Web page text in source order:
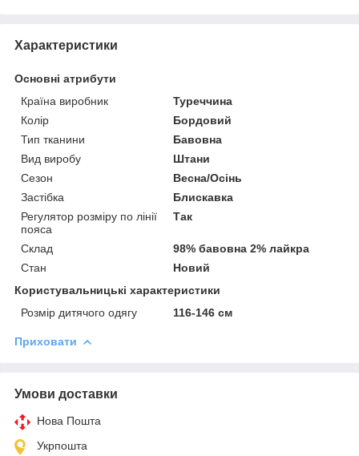
Характеристики
Основні атрибути
Країна виробник
Туреччина
Колір
Бордовий
Тип тканини
Бавовна
Вид виробу
Штани
Сезон
Весна/Осінь
Застібка
Блискавка
Регулятор розміру по лінії
пояса
Так
Склад
98% бавовна 2% лайкра
Стан
Новий
Користувальницькі характеристики
Розмір дитячого одягу
116-146 см
Приховати
Умови доставки
Нова Пошта
Укрпошта